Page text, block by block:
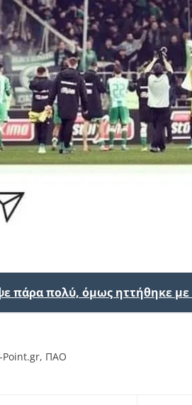
πάρα πολύ, όμως ηττήθηκε
Point.gr, ΠΑΟ